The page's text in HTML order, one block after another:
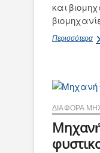
και
Περισσότερα
ΔΙΆΦΟΡΑ